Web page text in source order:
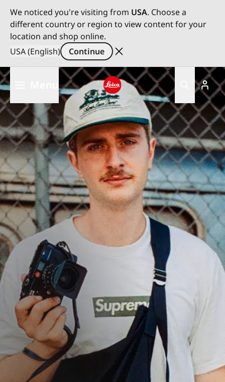
We noticed you're visiting from USA. Choose a
different country or region to view content for your
location and shop online.
USA (English)
Continue
Skip
to
main
content
Leica logo - Home